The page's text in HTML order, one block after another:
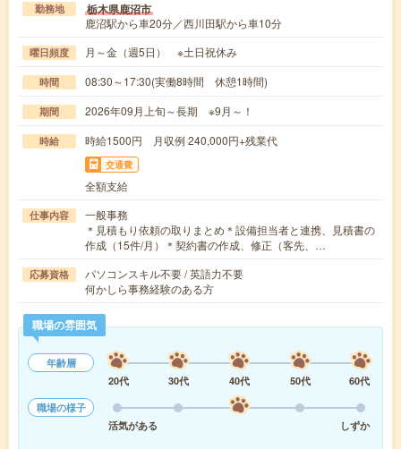
勤務地 栃木県鹿沼市
鹿沼駅から車20分／西川田駅から車10分
曜日頻度 月～金（週5日） ※土日祝休み
時間 08:30～17:30(実働8時間 休憩1時間)
期間 2026年09月上旬～長期 ※9月～！
時給 時給1500円 月収例 240,000円+残業代
交通費
全額支給
仕事内容
一般事務
＊見積もり依頼の取りまとめ＊設備担当者と連携、見積書の
作成（15件/月）＊契約書の作成、修正（客先、…
応募資格
パソコンスキル不要 / 英語力不要
何かしら事務経験のある方
職場の雰囲気
年齢層
20代
30代 40代 50代
60代
職場の様子
活気がある
しずか